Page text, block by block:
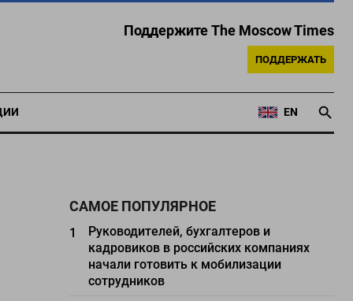
Поддержите The Moscow Times
ПОДДЕРЖАТЬ
EN
САМОЕ ПОПУЛЯРНОЕ
1
Руководителей, бухгалтеров и
кадровиков в российских компаниях
начали готовить к мобилизации
сотрудников